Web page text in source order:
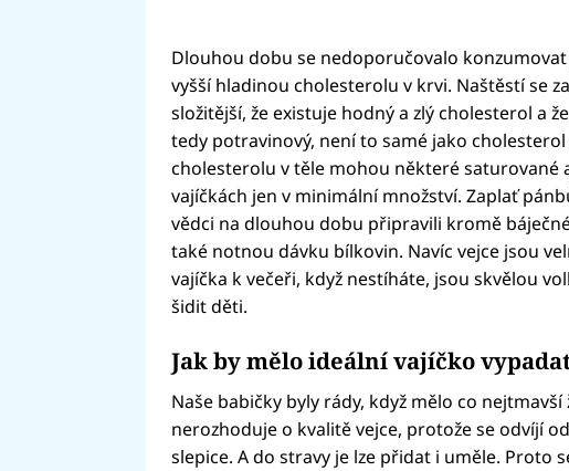
Dlouhou dobu se nedoporučovalo
vyšší hladinou cholesterolu v krvi. Naštěstí se
složitější, že existuje hodný a zlý cholesterol a
tedy potravinový, není to samé jako
cholesterolu v těle mohou některé saturované
vajíčkách jen v minimální množství. Zaplať
vědci na dlouhou dobu připravili kromě
také notnou dávku bílkovin. Navíc vejce jsou
vajíčka k večeři, když nestíháte, jsou skvělou
šidit děti.
Jak by mělo ideální vajíčko
Naše babičky byly rády, když mělo co
nerozhoduje o kvalitě vejce, protože se odvíjí
slepice. A do stravy je lze přidat i uměle. Proto